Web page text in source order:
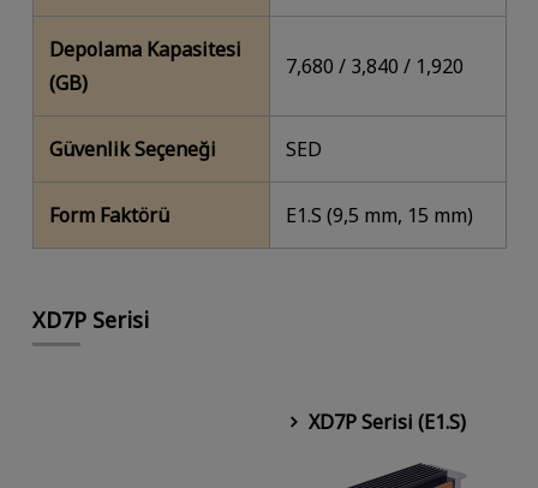
Depolama Kapasitesi
(GB)
7,680 / 3,840 / 1,920
Güvenlik Seçeneği SED
Form Faktörü E1.S (9,5 mm, 15 mm)
XD7P Serisi
XD7P Serisi (E1.S)